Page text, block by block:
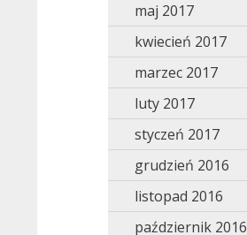
maj 2017
kwiecień 2017
marzec 2017
luty 2017
styczeń 2017
grudzień 2016
listopad 2016
październik 2016